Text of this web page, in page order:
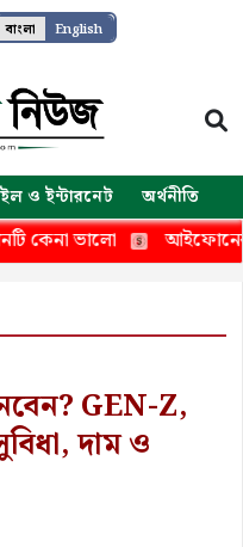
বাংলা English
ও ইন্টারনেট অর্থনীতি
ভালো আইফোনের
GEN-Z,
দাম ও